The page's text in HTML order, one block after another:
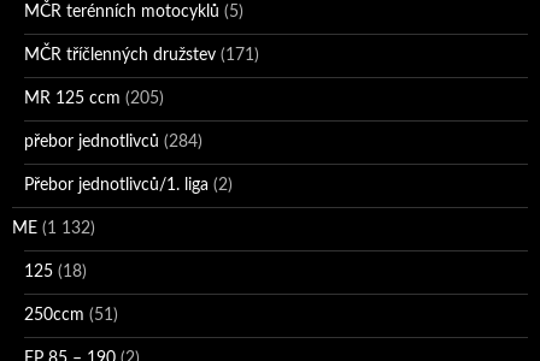
MČR terénních motocyklů (5)
MČR tříčlenných družstev (171)
MR 125 ccm (205)
přebor jednotlivců (284)
Přebor jednotlivců/1. liga (2)
ME (1 132)
125 (18)
250ccm (51)